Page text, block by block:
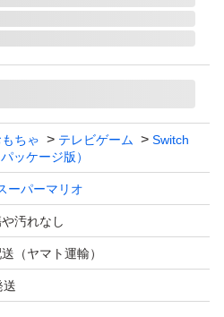
ちゃ テレビゲーム
Switch
ッケージ版）
ーパーマリオ
汚れなし
（ヤマト運輸）
送